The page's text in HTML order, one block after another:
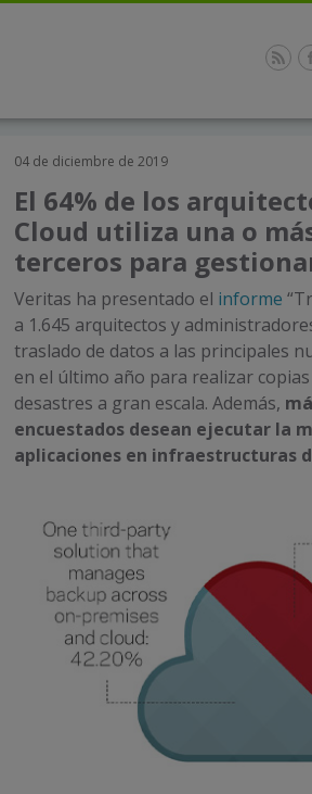
04 de diciembre de 2019
El 64% de los
Cloud utiliza una o
terceros para
Veritas ha presentado el informe
a 1.645 arquitectos y
traslado de datos a las principales
en el último año para realizar
desastres a gran escala. Además,
encuestados desean ejecutar la
aplicaciones en infraestructuras